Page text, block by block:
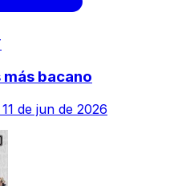
bacano
11 de jun de 2026